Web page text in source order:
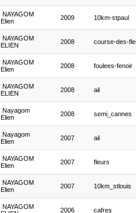
NAYAGOM
Elien
2009 10km-stpaul
NAYAGOM
ELIEN
2008 course-des-
NAYAGOM
Elien
2008 foulees-fenoir
NAYAGOM
ELIEN
2008 ail
Nayagom
Elien
2008 semi_cannes
Nayagom
Elien
2007 ail
NAYAGOM
Elien
2007 fleurs
NAYAGOM
Elien
2007 10km_stlouis
NAYAGOM
2006 cafres